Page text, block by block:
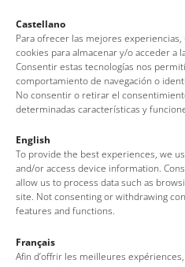
Castellano
Para ofrecer las mejores
cookies para almacenar y/o acceder a
Consentir estas tecnologías nos
comportamiento de navegación o
No consentir o retirar el
determinadas características y
English
To provide the best experiences, we
and/or access device information.
allow us to process data such as
site. Not consenting or withdrawing
features and functions.
Français
Afin d’offrir les meilleures
Oficina de
Av. del Pelegrí, 25 – Edificio La
(Girona –
Tel: + 00 34 972 340 108 ·